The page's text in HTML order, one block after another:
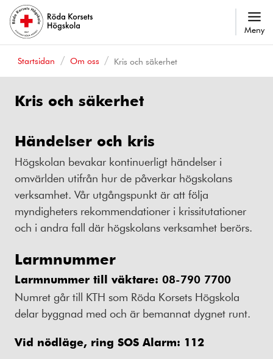
Meny
Startsidan Om oss Kris och säkerhet
Kris och säkerhet
Händelser och kris
Högskolan bevakar kontinuerligt händelser i
omvärlden utifrån hur de påverkar högskolans
verksamhet. Vår utgångspunkt är att följa
myndigheters rekommendationer i krissitutationer
och i andra fall där högskolans verksamhet berörs.
Larmnummer
Larmnummer till väktare: 08-790 7700
Numret går till KTH som Röda Korsets Högskola
delar byggnad med och är bemannat dygnet runt.
Vid nödläge, ring SOS Alarm: 112